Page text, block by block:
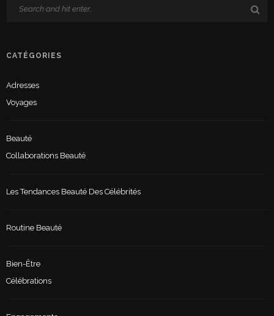
CATÉGORIES
Adresses
Voyages
Beauté
Collaborations Beauté
Les Tendances Beauté Des Célébrités
Routine Beauté
Bien-Être
Célébrations